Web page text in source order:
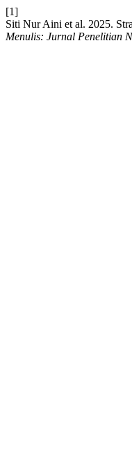
[1]
Siti Nur Aini et al. 2025.
Menulis: Jurnal Penelitian